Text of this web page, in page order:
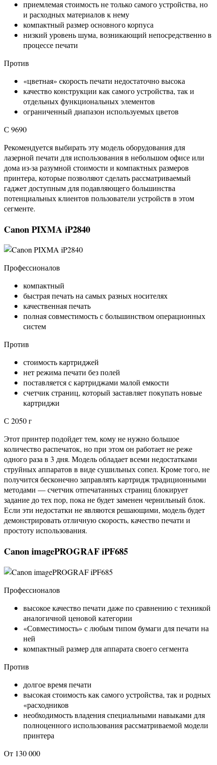
приемлемая стоимость не только самого устройства, но
и расходных материалов к нему
компактный размер основного корпуса
низкий уровень шума, возникающий непосредственно в
процессе печати
Против
«цветная» скорость печати недостаточно высока
качество конструкции как самого устройства, так и
отдельных функциональных элементов
ограниченный диапазон используемых цветов
С 9690
Рекомендуется выбирать эту модель оборудования для
лазерной печати для использования в небольшом офисе или
дома из-за разумной стоимости и компактных размеров
принтера, которые позволяют сделать рассматриваемый
гаджет доступным для подавляющего большинства
потенциальных клиентов пользователи устройств в этом
сегменте.
Canon PIXMA iP2840
Профессионалов
компактный
быстрая печать на самых разных носителях
качественная печать
полная совместимость с большинством операционных
систем
Против
стоимость картриджей
нет режима печати без полей
поставляется с картриджами малой емкости
счетчик страниц, который заставляет покупать новые
картриджи
С 2050 г
Этот принтер подойдет тем, кому не нужно большое
количество распечаток, но при этом он работает не реже
одного раза в 3 дня. Модель обладает всеми недостатками
струйных аппаратов в виде сушильных сопел. Кроме того, не
получится бесконечно заправлять картридж традиционными
методами — счетчик отпечатанных страниц блокирует
задание до тех пор, пока не будет заменен чернильный блок.
Если эти недостатки не являются решающими, модель будет
демонстрировать отличную скорость, качество печати и
простоту использования.
Canon imagePROGRAF iPF685
Профессионалов
высокое качество печати даже по сравнению с техникой
аналогичной ценовой категории
«Совместимость» с любым типом бумаги для печати на
ней
компактный размер для аппарата своего сегмента
Против
долгое время печати
высокая стоимость как самого устройства, так и родных
«расходников
необходимость владения специальными навыками для
полноценного использования рассматриваемой модели
принтера
От 130 000